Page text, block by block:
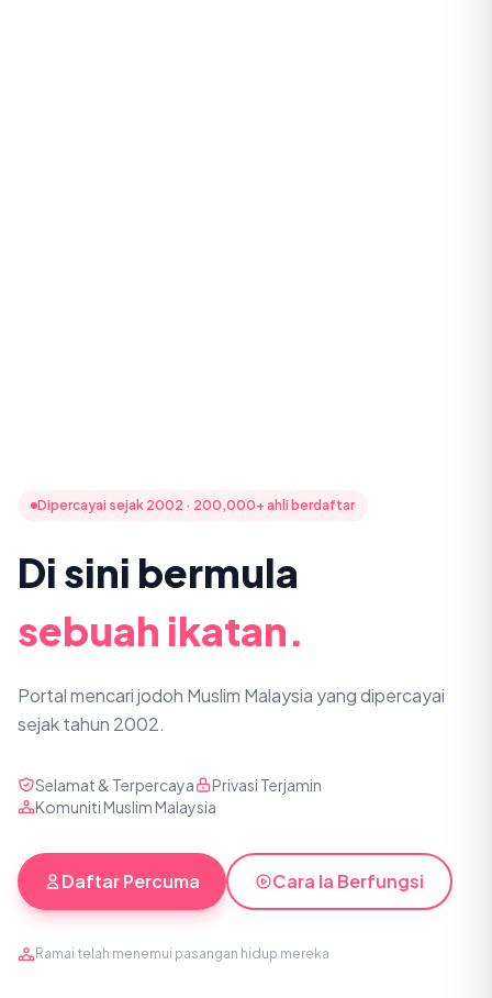
Dipercayai sejak 2002 · 200,000+ ahli berdaftar
Di sini bermula
sebuah ikatan.
Portal mencari jodoh Muslim Malaysia yang dipercayai
sejak tahun 2002.
Selamat & Terpercaya
Privasi Terjamin
Komuniti Muslim Malaysia
Daftar Percuma Cara Ia Berfungsi
Ramai telah menemui pasangan hidup mereka